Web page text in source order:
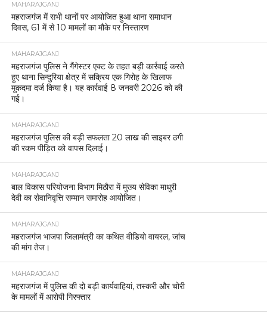
MAHARAJGANJ
महराजगंज में सभी थानों पर आयोजित हुआ थाना समाधान
दिवस, 61 में से 10 मामलों का मौके पर निस्तारण
MAHARAJGANJ
महराजगंज पुलिस ने गैंगेस्टर एक्ट के तहत बड़ी कार्रवाई करते
हुए थाना सिन्दुरिया क्षेत्र में सक्रिय एक गिरोह के खिलाफ
मुकदमा दर्ज किया है। यह कार्रवाई 8 जनवरी 2026 को की
गई।
MAHARAJGANJ
महराजगंज पुलिस की बड़ी सफलता 20 लाख की साइबर ठगी
की रकम पीड़ित को वापस दिलाई।
MAHARAJGANJ
बाल विकास परियोजना विभाग मिठौरा में मुख्य सेविका माधुरी
देवी का सेवानिवृत्ति सम्मान समारोह आयोजित।
MAHARAJGANJ
महराजगंज भाजपा जिलामंत्री का कथित वीडियो वायरल, जांच
की मांग तेज।
MAHARAJGANJ
महराजगंज में पुलिस की दो बड़ी कार्यवाहियां, तस्करी और चोरी
के मामलों में आरोपी गिरफ्तार